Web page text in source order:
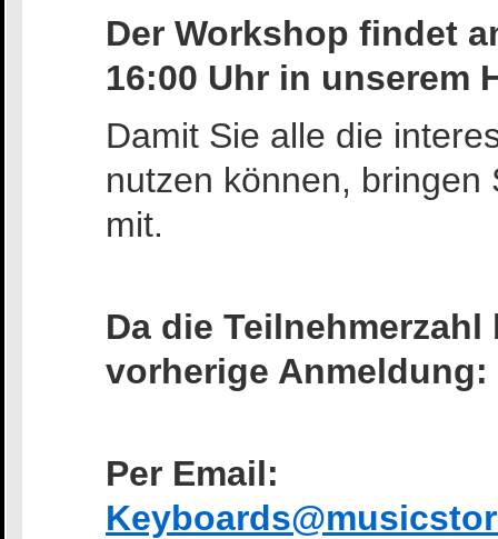
Der Workshop findet
16:00 Uhr in unserem
Damit Sie alle die
nutzen können,
mit.
Da die
vorherige Anmeldung:
Per Email: